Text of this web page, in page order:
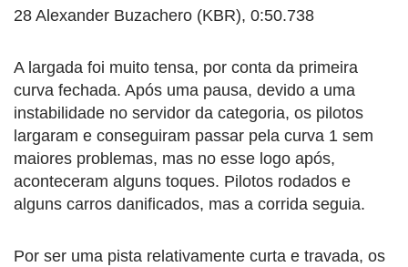
28 Alexander Buzachero (KBR), 0:50.738
A largada foi muito tensa, por conta da primeira
curva fechada. Após uma pausa, devido a uma
instabilidade no servidor da categoria, os pilotos
largaram e conseguiram passar pela curva 1 sem
maiores problemas, mas no esse logo após,
aconteceram alguns toques. Pilotos rodados e
alguns carros danificados, mas a corrida seguia.
Por ser uma pista relativamente curta e travada, os